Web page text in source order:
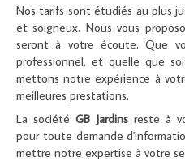
Nos tarifs sont étudiés au plus
et soigneux. Nous vous
seront à votre écoute. Que
professionnel, et quelle que
mettons notre expérience à
meilleures prestations.
La société GB Jardins reste à
pour toute demande
mettre notre expertise à votre